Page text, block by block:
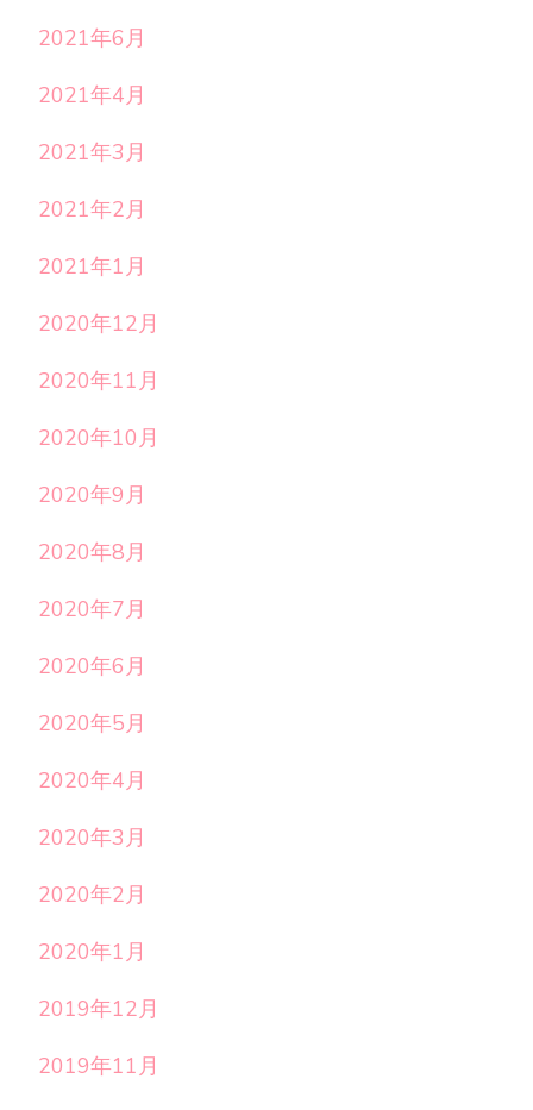
2021年6月
2021年4月
2021年3月
2021年2月
2021年1月
2020年12月
2020年11月
2020年10月
2020年9月
2020年8月
2020年7月
2020年6月
2020年5月
2020年4月
2020年3月
2020年2月
2020年1月
2019年12月
2019年11月